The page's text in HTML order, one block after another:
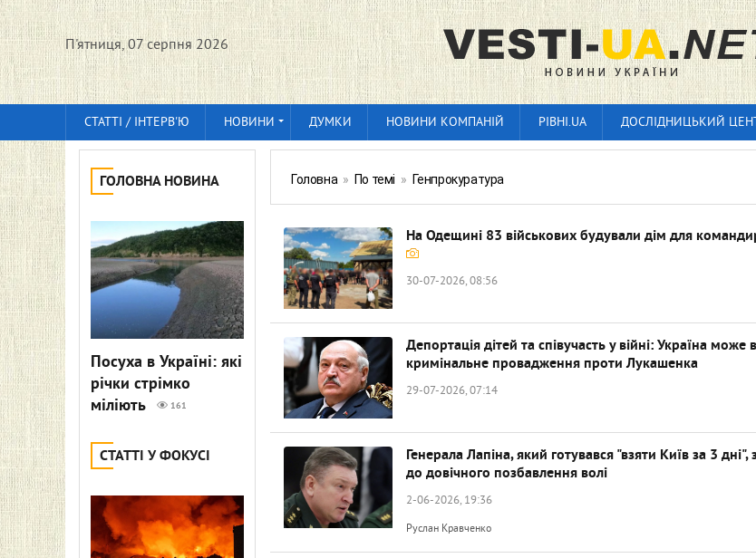
П'ятниця, 07 серпня 2026
СТАТТІ / ІНТЕРВ'Ю НОВИНИ ДУМКИ НОВИНИ КОМПАНІЙ РІВНІ.UA ДОСЛІДНИЦЬКИЙ
ГОЛОВНА НОВИНА
Посуха в Україні: які
річки стрімко
міліють
161
СТАТТІ У ФОКУСІ
Головна » По темі » Генпрокуратура
На Одещині 83 військових будували дім для
30-07-2026, 08:56
Депортація дітей та співучасть у війні: Україна може
кримінальне провадження проти Лукашенка
29-07-2026, 07:14
Генерала Лапіна, який готувався "взяти Київ за 3
до довічного позбавлення волі
2-06-2026, 19:36
Руслан Кравченко